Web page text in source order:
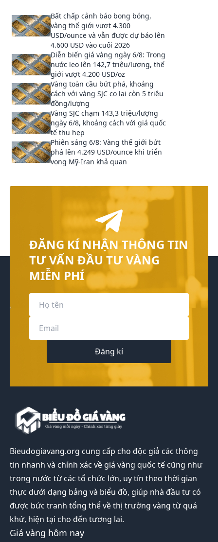
Bất chấp cảnh báo bong bóng,
vàng thế giới vượt 4.300
USD/ounce và vẫn được dự báo lên
4.600 USD vào cuối 2026
Diễn biến giá vàng ngày 6/8: Trong
nước leo lên 142,7 triệu/lượng, thế
giới vượt 4.200 USD/oz
Vàng toàn cầu bứt phá, khoảng
cách với vàng SJC co lại còn 5 triệu
đồng/lượng
Vàng SJC chạm 143,3 triệu/lượng
ngày 6/8, khoảng cách với giá quốc
tế thu hẹp
Phiên sáng 6/8: Vàng thế giới bứt
phá lên 4.249 USD/ounce khi triển
vọng Mỹ-Iran khả quan
ĐĂNG KÍ NHẬN THÔNG TIN
TƯ VẤN ĐẦU TƯ VÀNG
MIỄN PHÍ
Đăng kí
Bieudogiavang.org cung cấp cho độc giả các thông
tin nhanh và chính xác về giá vàng quốc tế cũng như
trong nước từ các tổ chức lớn, uy tín theo thời gian
thực dưới dạng bảng và biểu đồ, giúp nhà đầu tư có
được bức tranh tổng thể về thị trường vàng từ quá
khứ, hiện tại cho đến tương lai.
Giá vàng hôm nay